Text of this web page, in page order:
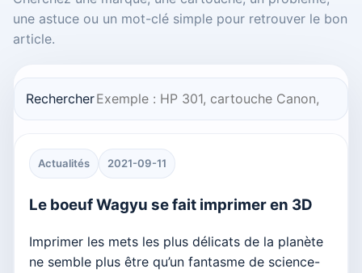
une astuce ou un mot-clé simple pour retrouver le bon
article.
Rechercher
Actualités 2021-09-11
Le boeuf Wagyu se fait imprimer en 3D
Imprimer les mets les plus délicats de la planète
ne semble plus être qu’un fantasme de science-